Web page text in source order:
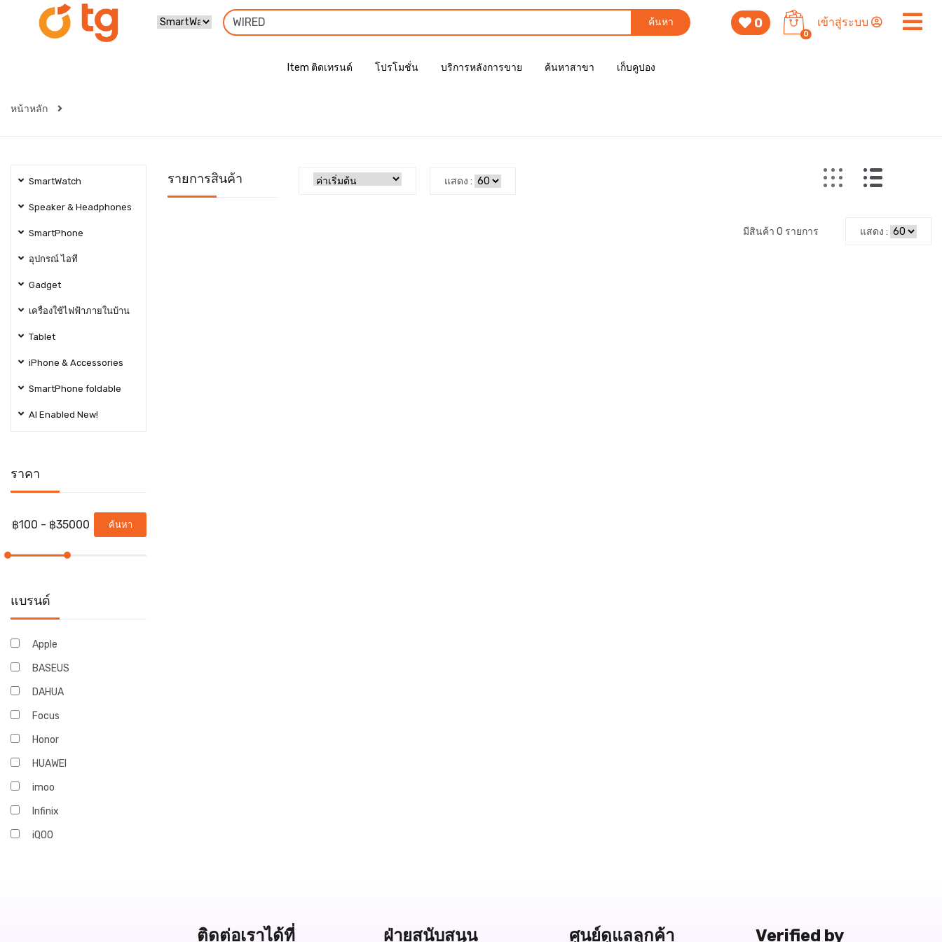
ค้นหา 0
0
เข้าสู่ระบบ
Item ติดเทรนด์ โปรโมชั่น บริการหลังการขาย ค้นหาสาขา เก็บคูปอง
หน้าหลัก
SmartWatch
Speaker & Headphones
SmartPhone
อุปกรณ์ ไอที
Gadget
เครื่องใช้ไฟฟ้าภายในบ้าน
Tablet
iPhone & Accessories
SmartPhone foldable
AI Enabled New!
ราคา
ค้นหา
แบรนด์
Apple
BASEUS
DAHUA
Focus
Honor
HUAWEI
imoo
Infinix
iQOO
รายการสินค้า แสดง :
มีสินค้า 0 รายการ แสดง :
ติดต่อเราได้ที่ ฝ่ายสนับสนุน ศูนย์ดูแลลูกค้า Verified by